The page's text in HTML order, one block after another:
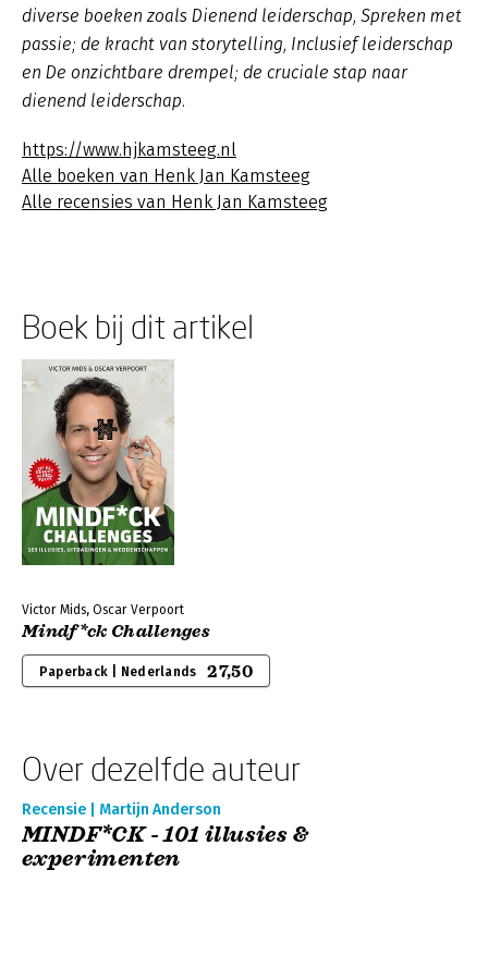
diverse boeken zoals Dienend leiderschap, Spreken met
passie; de kracht van storytelling, Inclusief leiderschap
en De onzichtbare drempel; de cruciale stap naar
dienend leiderschap.
https://www.hjkamsteeg.nl
Alle boeken van Henk Jan Kamsteeg
Alle recensies van Henk Jan Kamsteeg
Boek bij dit artikel
Victor Mids, Oscar Verpoort
Mindf*ck Challenges
Paperback | Nederlands 27,50
Over dezelfde auteur
Recensie | Martijn Anderson
MINDF*CK - 101 illusies &
experimenten